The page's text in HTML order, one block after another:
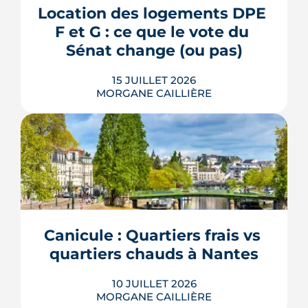
plantée, débaptisée au profit d'Aimée
Lallement, féministe et résistante.
LIRE L'ARTICLE
Location des logements DPE
F et G : ce que le vote du
Sénat change (ou pas)
15 JUILLET 2026
MORGANE CAILLIÈRE
La location des logements DPE F et G
revient au cœur du débat : le 8 juillet
2026, le Sénat a voté des dérogations à
leur interdiction de mise en location.
cas des copropriétés, baux en cours :
voici ce que le texte prévoit réellement,
et surtout ce qu...
LIRE L'ARTICLE
Canicule : Quartiers frais vs
quartiers chauds à Nantes
10 JUILLET 2026
MORGANE CAILLIÈRE